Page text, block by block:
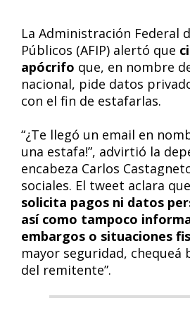
La Administración Federal
Públicos (AFIP) alertó que
apócrifo que, en nombre
nacional, pide datos
con el fin de estafarlas.
“¿Te llegó un email en
una estafa!”, advirtió la
encabeza Carlos
sociales. El tweet aclara
solicita pagos ni datos
así como tampoco
embargos o situaciones
mayor seguridad, chequeá
del remitente”.